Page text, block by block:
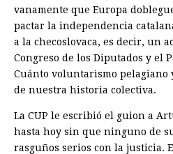
vanamente que Europa
pactar la independencia
a la checoslovaca, es decir, un
Congreso de los Diputados y el
Cuánto voluntarismo pelagiano
de nuestra historia colectiva.
La CUP le escribió el guion a
hasta hoy sin que ninguno de
rasguños serios con la justicia.